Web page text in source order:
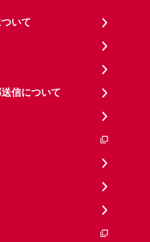
いて
信について